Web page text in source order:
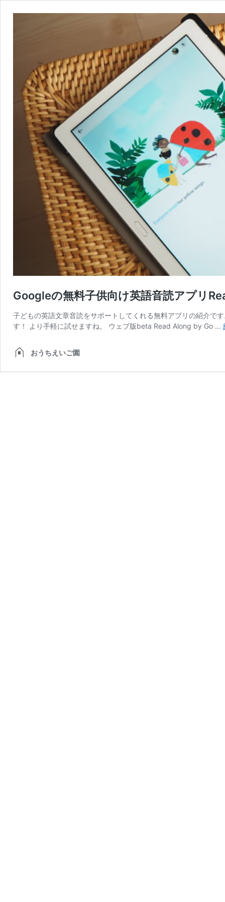
Googleの無料子供向け英語音読アプリ
子どもの英語文章音読をサポートしてくれる無料アプリの紹介で
す！ より手軽に試せますね。 ウェブ版beta Read Along by Go …
おうちえいご園